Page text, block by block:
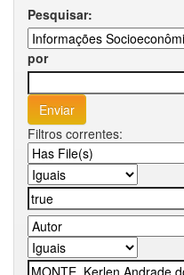
Pesquisar:
por
Filtros correntes: